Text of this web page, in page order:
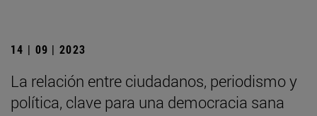
14 | 09 | 2023
La relación entre ciudadanos, periodismo y
política, clave para una democracia sana